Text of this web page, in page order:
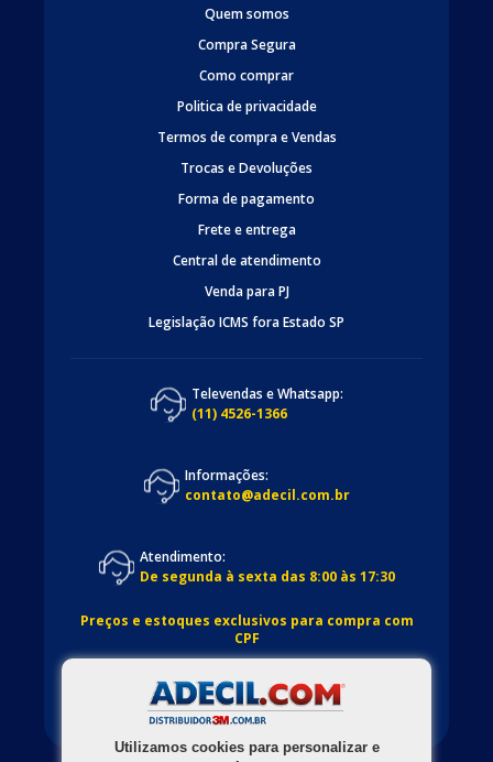
Utilizamos cookies para personalizar e
Quem somos
Compra Segura
Como comprar
Politica de privacidade
Termos de compra e Vendas
Trocas e Devoluções
Forma de pagamento
Frete e entrega
Central de atendimento
Venda para PJ
Legislação ICMS fora Estado SP
Televendas e Whatsapp:
(11) 4526-1366
Informações:
contato@adecil.com.br
Atendimento:
De segunda à sexta das 8:00 às 17:30
Preços e estoques exclusivos para compra com
CPF